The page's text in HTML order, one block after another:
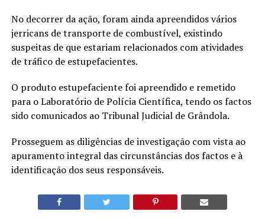
No decorrer da ação, foram ainda apreendidos vários
jerricans de transporte de combustível, existindo
suspeitas de que estariam relacionados com atividades
de tráfico de estupefacientes.
O produto estupefaciente foi apreendido e remetido
para o Laboratório de Polícia Científica, tendo os factos
sido comunicados ao Tribunal Judicial de Grândola.
Prosseguem as diligências de investigação com vista ao
apuramento integral das circunstâncias dos factos e à
identificação dos seus responsáveis.